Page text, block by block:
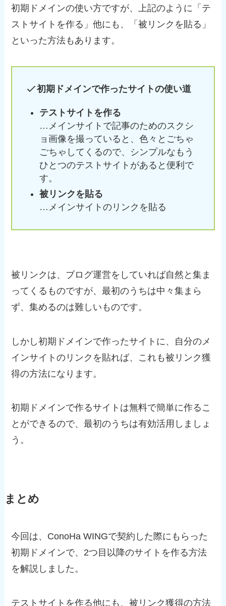
初期ドメインの使い方ですが、上記のように「テ
ストサイトを作る」他にも、「被リンクを貼る」
といった方法もあります。
初期ドメインで作ったサイトの使い道
テストサイトを作る
…メインサイトで記事のためのスクシ
ョ画像を撮っていると、色々とごちゃ
ごちゃしてくるので、シンプルなもう
ひとつのテストサイトがあると便利で
す。
被リンクを貼る
…メインサイトのリンクを貼る
被リンクは、ブログ運営をしていれば自然と集ま
ってくるものですが、最初のうちは中々集まら
ず、集めるのは難しいものです。
しかし初期ドメインで作ったサイトに、自分のメ
インサイトのリンクを貼れば、これも被リンク獲
得の方法になります。
初期ドメインで作るサイトは無料で簡単に作るこ
とができるので、最初のうちは有効活用しましょ
う。
まとめ
今回は、ConoHa WINGで契約した際にもらった
初期ドメインで、2つ目以降のサイトを作る方法
を解説しました。
テストサイトを作る他にも、被リンク獲得の方法